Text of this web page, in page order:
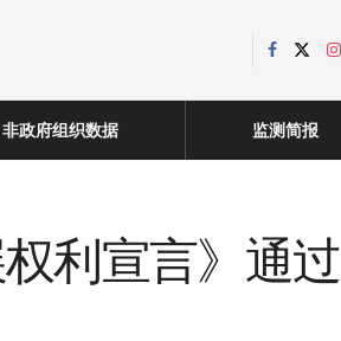
非政府组织数据 监测简报
利宣言》通过